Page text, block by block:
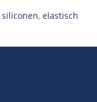
siliconen, elastisch